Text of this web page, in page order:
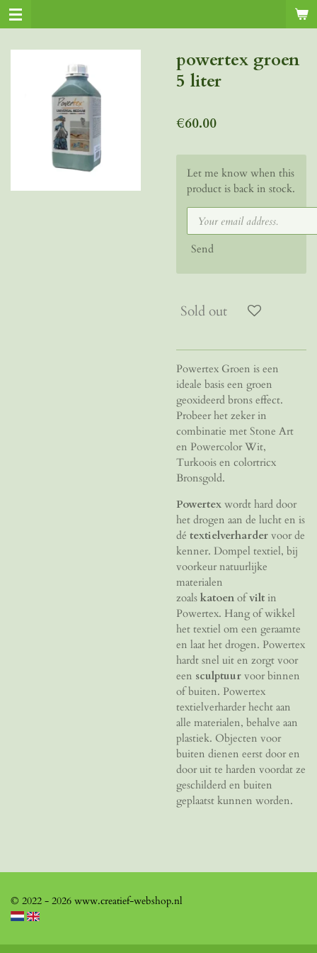
Skip
to
powertex groen
5 liter
€60.00
Let me know when this
product is back in stock.
Send
Sold out
Powertex Groen is een
ideale basis een groen
geoxideerd brons effect.
Probeer het zeker in
combinatie met Stone Art
en Powercolor Wit,
Turkoois en colortricx
Bronsgold.
Powertex wordt hard door
het drogen aan de lucht en is
dé textielverharder voor de
kenner. Dompel textiel, bij
voorkeur natuurlijke
materialen
zoals katoen of vilt in
Powertex. Hang of wikkel
het textiel om een geraamte
en laat het drogen. Powertex
hardt snel uit en zorgt voor
een sculptuur voor binnen
of buiten. Powertex
textielverharder hecht aan
alle materialen, behalve aan
plastiek. Objecten voor
buiten dienen eerst door en
door uit te harden voordat ze
geschilderd en buiten
geplaatst kunnen worden.
© 2022 - 2026 www.creatief-webshop.nl